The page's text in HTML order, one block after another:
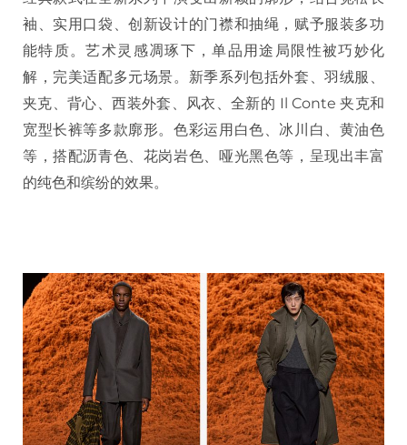
袖、实用口袋、创新设计的门襟和抽绳，赋予服装多功
能特质。艺术灵感凋琢下，单品用途局限性被巧妙化
解，完美适配多元场景。新季系列包括外套、羽绒服、
夹克、背心、西装外套、风衣、全新的 Il Conte 夹克和
宽型长裤等多款廓形。色彩运用白色、冰川白、黄油色
等，搭配沥青色、花岗岩色、哑光黑色等，呈现出丰富
的纯色和缤纷的效果。